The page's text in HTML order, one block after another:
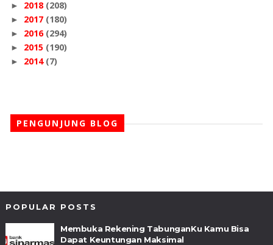
► 2018 (208)
► 2017 (180)
► 2016 (294)
► 2015 (190)
► 2014 (7)
PENGUNJUNG BLOG
POPULAR POSTS
Membuka Rekening TabunganKu Kamu Bisa
Dapat Keuntungan Maksimal